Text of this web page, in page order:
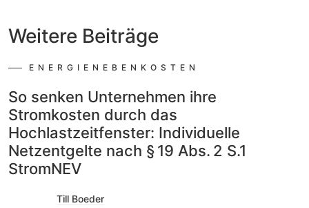
Weitere Beiträge
ENERGIENEBENKOSTEN
So senken Unternehmen ihre
Stromkosten durch das
Hochlastzeitfenster: Individuelle
Netzentgelte nach § 19 Abs. 2 S.1
StromNEV
Till Boeder